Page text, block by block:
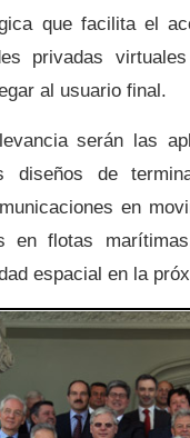
que facilita el
privadas
al usuario final.
serán las
diseños de
en
en flotas
espacial en la